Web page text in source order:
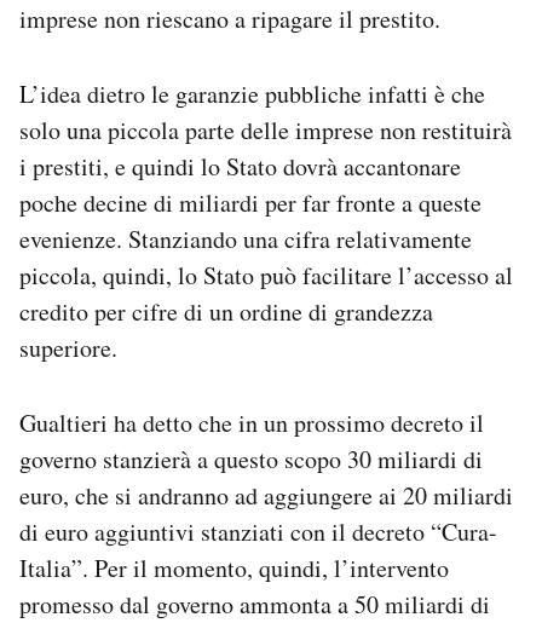
imprese non riescano a ripagare il prestito.
L’idea dietro le garanzie pubbliche infatti è che
solo una piccola parte delle imprese non restituirà
i prestiti, e quindi lo Stato dovrà accantonare
poche decine di miliardi per far fronte a queste
evenienze. Stanziando una cifra relativamente
piccola, quindi, lo Stato può facilitare l’accesso al
credito per cifre di un ordine di grandezza
superiore.
Gualtieri ha detto che in un prossimo decreto il
governo stanzierà a questo scopo 30 miliardi di
euro, che si andranno ad aggiungere ai 20 miliardi
di euro aggiuntivi stanziati con il decreto “Cura-
Italia”. Per il momento, quindi, l’intervento
promesso dal governo ammonta a 50 miliardi di